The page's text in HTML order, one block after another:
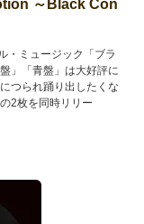
～Black Con
・ミュージック「ブラ
」「青盤」は大好評に
つられ踊り出したくな
2枚を同時リリー